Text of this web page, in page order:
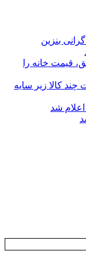
گرانی بنزین
قیمت خانه را
چند کالا زیر سایه
شد